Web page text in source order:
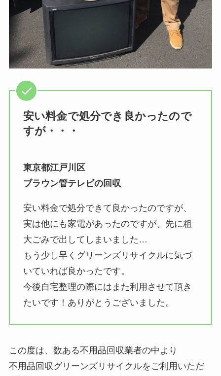
安い料金で処分でき良かったので
すが・・・
東京都江戸川区
ブラウン管テレビの回収
安い料金で処分できて良かったのですが、
実は他にも家電があったのですが、先に粗
大ごみで出してしまいました…
もう少し早くグリーンズリサイクルに気づ
いていれば良かったです。
今後自宅整理の際にはまた利用させて頂き
たいです！ありがとうございました。
この度は、数ある不用品回収業者の中より
不用品回収グリーンズリサイクルをご利用いただ